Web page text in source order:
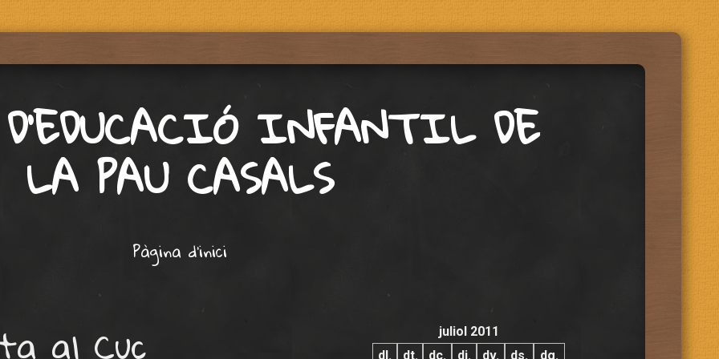
INFANTIL DE
LA PAU CASALS
Pàgina d'inici
al Cuc
juliol 2011
dl.
dt. dc. dj. dv. ds. dg.